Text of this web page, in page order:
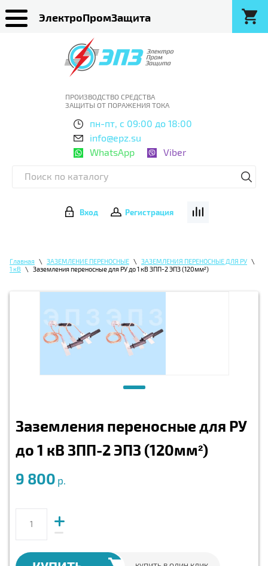
ПРОИЗВОДСТВО СРЕДСТВА
ЗАЩИТЫ ОТ ПОРАЖЕНИЯ ТОКА
пн-пт, с 09:00 до 18:00
info@epz.su
WhatsApp
Viber
Вход Регистрация
Главная \ ЗАЗЕМЛЕНИЕ ПЕРЕНОСНЫЕ \ ЗАЗЕМЛЕНИЯ ПЕРЕНОСНЫЕ ДЛЯ РУ \
1 кВ \ Заземления переносные для РУ до 1 кВ ЗПП-2 ЭПЗ (120мм²)
Заземления переносные для РУ
до 1 кВ ЗПП-2 ЭПЗ (120мм²)
9 800 р
ЭлектроПромЗащита